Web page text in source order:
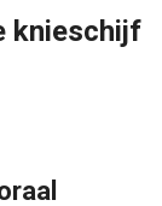
knieschijf